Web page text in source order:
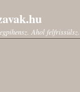
Ahol